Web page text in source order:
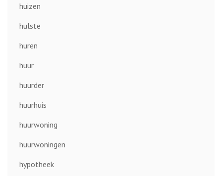
huizen
hulste
huren
huur
huurder
huurhuis
huurwoning
huurwoningen
hypotheek